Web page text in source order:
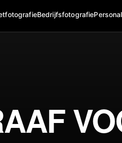
Bedrijfsfotografie